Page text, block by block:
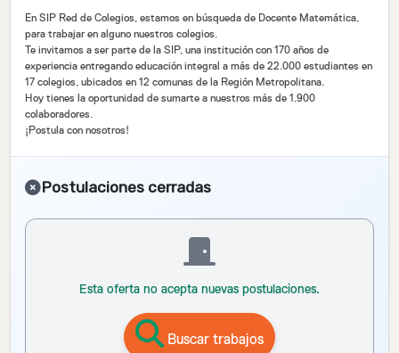
En SIP Red de Colegios, estamos en búsqueda de Docente Matemática,
para trabajar en alguno nuestros colegios.
Te invitamos a ser parte de la SIP, una institución con 170 años de
experiencia entregando educación integral a más de 22.000 estudiantes en
17 colegios, ubicados en 12 comunas de la Región Metropolitana.
Hoy tienes la oportunidad de sumarte a nuestros más de 1.900
colaboradores.
¡Postula con nosotros!
Postulaciones cerradas
Esta oferta no acepta nuevas postulaciones.
Buscar trabajos